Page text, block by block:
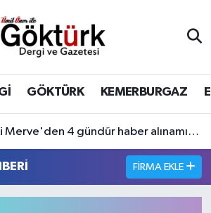
GÖKTÜRK KEMERBURGAZ
haber alınamıyor! Kayıp genç kıza internet üzerinden yönlendirme yapıldığı öne sürüldü.
FIRMA EKLE
Durumu
Yoğunluk Haritası
Durumu ve Fikstür